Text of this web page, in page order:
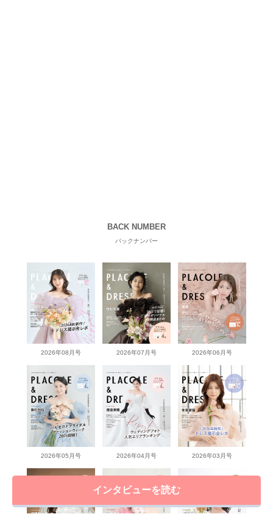
インタビューを読む
BACK NUMBER
バックナンバー
2026年08月号 2026年07月号 2026年06月号
2026年05月号 2026年04月号 2026年03月号